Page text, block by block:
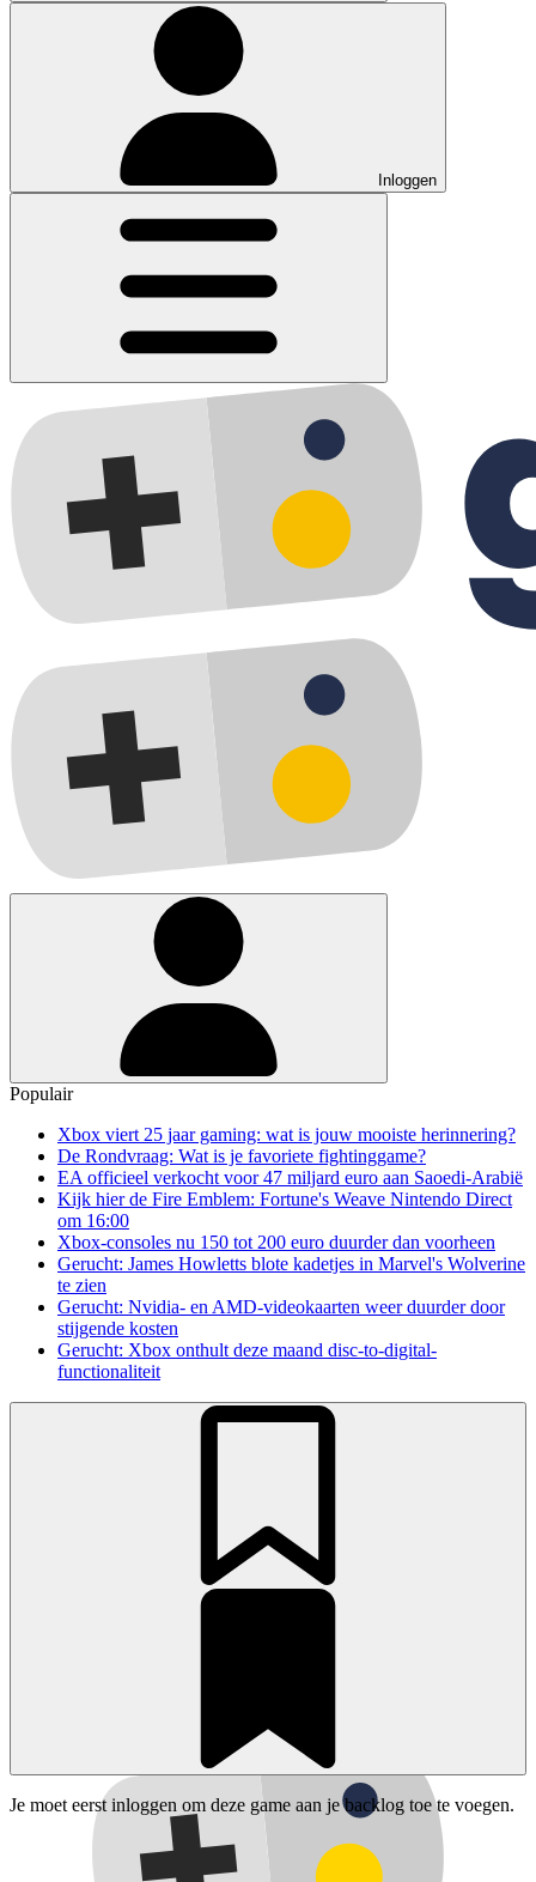
Inloggen
Populair
Xbox viert 25 jaar gaming: wat is jouw mooiste herinnering?
De Rondvraag: Wat is je favoriete fightinggame?
EA officieel verkocht voor 47 miljard euro aan Saoedi-Arabië
Kijk hier de Fire Emblem: Fortune's Weave Nintendo Direct
om 16:00
Xbox-consoles nu 150 tot 200 euro duurder dan voorheen
Gerucht: James Howletts blote kadetjes in Marvel's Wolverine
te zien
Gerucht: Nvidia- en AMD-videokaarten weer duurder door
stijgende kosten
Gerucht: Xbox onthult deze maand disc-to-digital-
functionaliteit
Je moet eerst inloggen om deze game aan je backlog toe te voegen.